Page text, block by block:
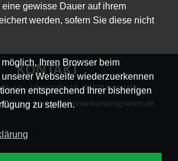
gewisse Dauer auf ihrem
werden, sofern Sie diese nicht
Ihren Browser beim
Webseite wiederzuerkennen
entsprechend Ihrer bisherigen
zu stellen.
KONTAKT
e.V. - Jahnstraße 15 - 95478 Kemnath
- E-Mail: info@svsw-kursprogramm.de